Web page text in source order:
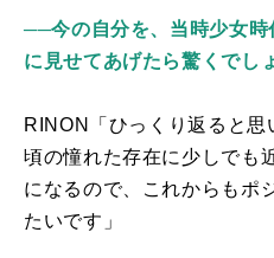
──今の自分を、当時少女
に見せてあげたら驚くでし
RINON「ひっくり返ると
頃の憧れた存在に少しでも
になるので、これからもポ
たいです」